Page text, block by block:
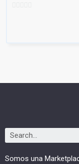
Somos una